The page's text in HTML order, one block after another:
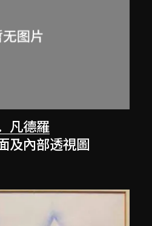
凡德羅
及內部透視圖